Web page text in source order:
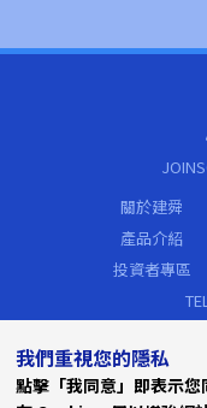
關於建舜
產品介紹
投資者專區
我們重視您的隱私
點擊「我同意」即表示